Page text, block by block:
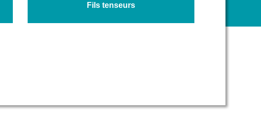
Fils tenseurs